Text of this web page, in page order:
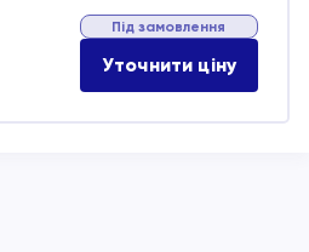
Під замовлення
Уточнити ціну